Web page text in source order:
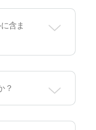
ションなど、
ています。AWS
/ Databricks
クターがリスト
含ま
スできます。
た製品をご体験
？